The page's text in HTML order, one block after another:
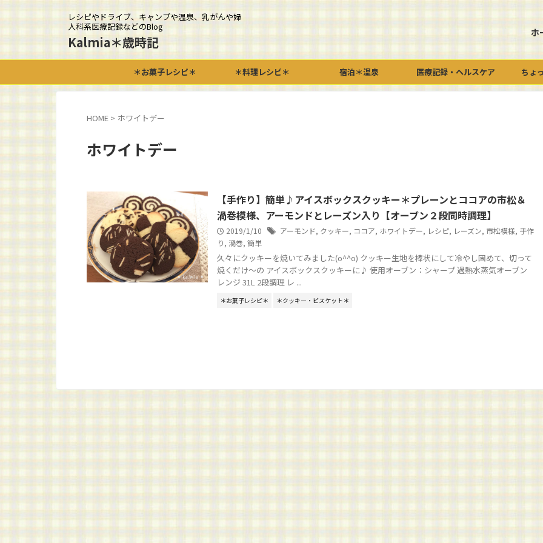
レシピやドライブ、キャンプや温泉、乳がんや婦
人科系医療記録などのBlog
Kalmia＊歳時記
ホ
＊お菓子レシピ＊ ＊料理レシピ＊ 宿泊＊温泉 医療記録・ヘルスケア ちょ
HOME > ホワイトデー
ホワイトデー
【手作り】簡単♪アイスボックスクッキー＊プレーンとココアの市松＆
渦巻模様、アーモンドとレーズン入り【オーブン２段同時調理】
2019/1/10 アーモンド, クッキー, ココア, ホワイトデー, レシピ, レーズン, 市松模様, 手作
り, 渦巻, 簡単
久々にクッキーを焼いてみました(o^^o) クッキー生地を棒状にして冷やし固めて、切って
焼くだけ～の アイスボックスクッキーに♪ 使用オーブン：シャープ 過熱水蒸気オーブン
レンジ 31L 2段調理 レ ...
＊お菓子レシピ＊ ＊クッキー・ビスケット＊